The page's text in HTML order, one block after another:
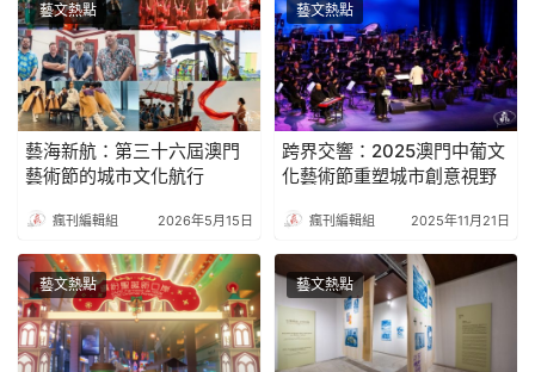
藝文熱點
藝海新航：第三十六屆澳門
藝術節的城市文化航行
瘋刊編輯組 2026年5月15日
藝文熱點
跨界交響：2025澳門中葡文
化藝術節重塑城市創意視野
瘋刊編輯組 2025年11月21日
藝文熱點 藝文熱點